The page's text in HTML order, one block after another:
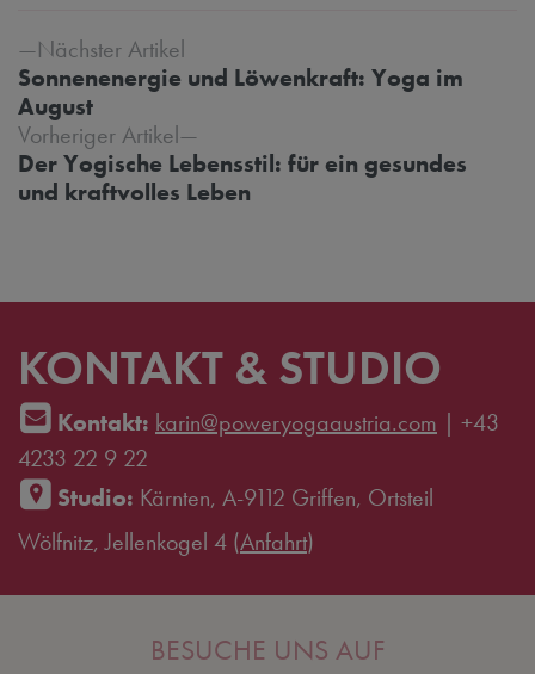
Beitrags-Navigation
Nächster Artikel
Sonnenenergie und Löwenkraft: Yoga im
August
Vorheriger Artikel
Der Yogische Lebensstil: für ein gesundes
und kraftvolles Leben
KONTAKT & STUDIO
Kontakt: karin@poweryogaaustria.com | +43
4233 22 9 22
Studio: Kärnten, A-9112 Griffen, Ortsteil
Wölfnitz, Jellenkogel 4 (Anfahrt)
BESUCHE UNS AUF